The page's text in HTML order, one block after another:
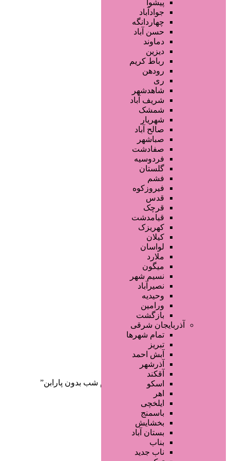
خدمات دندانپزشکی
ماساژ و اسپا
خدمات لیزر و رفع موهای زائد
کلینیک های زیبایی پزشکی
آرایش دائم
سایر خدمات
پیشوا
جوادآباد
چهاردانگه
حسن آباد
دماوند
دیزین
رباط کریم
رودهن
ری
شاهدشهر
شریف آباد
شمشک
شهریار
صالح آباد
صباشهر
صفادشت
فردوسیه
گلستان
فشم
فیروزکوه
قدس
قرچک
قیامدشت
کهریزک
کیلان
لواسان
ملارد
میگون
نسیم شهر
نصیرآباد
وحیدیه
ورامین
بازگشت
آذربایجان شرقی
تمام شهر‌ها
تبریز
آبش احمد
آذرشهر
آقکند
اسکو
اهر
ایلخچی
باسمنج
بخشایش
بستان آباد
بناب
ناب جدید
صفحه اصلی
آگهی انبوه
طراحی سایت
صفحه اختصاصی
لیست سایتهای تبلیغاتی
دسته‌بندی‌ها
/ محصولات برچسب خورده “کرم شب بدون پارابن”